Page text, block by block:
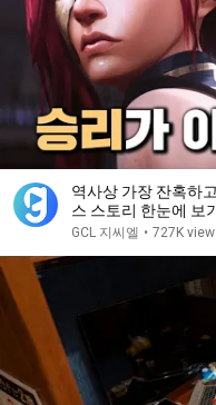
역사상 가장 잔혹하
스 스토리 한눈에 보
GCL 지씨엘 • 727K